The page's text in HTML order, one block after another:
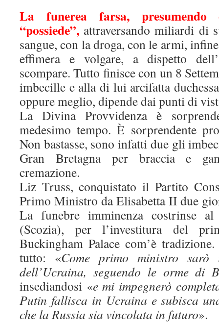
La funerea farsa, presumendo
“possiede”, attraversando miliardi di
sangue, con la droga, con le armi,
effimera e volgare, a dispetto
scompare. Tutto finisce con un 8
imbecille e alla di lui arcifatta
oppure meglio, dipende dai punti di
La Divina Provvidenza è
medesimo tempo. È sorprendente
Non bastasse, sono infatti due gli
Gran Bretagna per braccia e
cremazione.
Liz Truss, conquistato il Partito
Primo Ministro da Elisabetta II due
La funebre imminenza costrinse
(Scozia), per l’investitura del
Buckingham Palace com’è
tutto: «Come primo ministro
dell’Ucraina, seguendo le orme di
insediandosi «e mi impegnerò
Putin fallisca in Ucraina e subisca
che la Russia sia vincolata in futuro».